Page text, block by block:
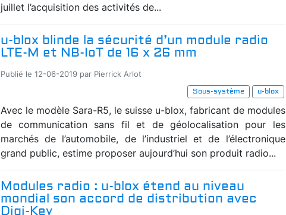
juillet l’acquisition des activités de...
u-blox blinde la sécurité d’un module radio
LTE-M et NB-IoT de 16 x 26 mm
Publié le 12-06-2019 par Pierrick Arlot
Sous-système
u-blox
Avec le modèle Sara-R5, le suisse u-blox, fabricant de modules
de communication sans fil et de géolocalisation pour les
marchés de l’automobile, de l’industriel et de l’électronique
grand public, estime proposer aujourd’hui son produit radio...
Modules radio : u-blox étend au niveau
mondial son accord de distribution avec
Digi-Key